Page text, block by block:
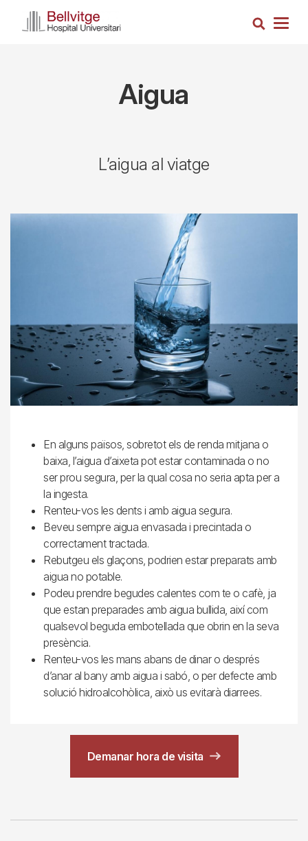
Search
Aigua
L’aigua al viatge
En alguns països, sobretot els de renda mitjana o
baixa, l’aigua d’aixeta pot estar contaminada o no
ser prou segura, per la qual cosa no seria apta per a
la ingesta.
Renteu-vos les dents i amb aigua segura.
Beveu sempre aigua envasada i precintada o
correctament tractada.
Rebutgeu els glaçons, podrien estar preparats amb
aigua no potable.
Podeu prendre begudes calentes com te o cafè, ja
que estan preparades amb aigua bullida, així com
qualsevol beguda embotellada que obrin en la seva
presència.
Renteu-vos les mans abans de dinar o després
d’anar al bany amb aigua i sabó, o per defecte amb
solució hidroalcohòlica, això us evitarà diarrees.
Demanar hora de visita